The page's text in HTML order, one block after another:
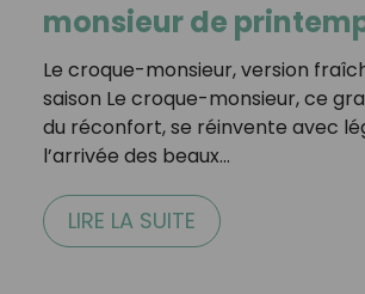
monsieur de
Le croque-monsieur, version
saison Le croque-monsieur, ce
du réconfort, se réinvente avec
l’arrivée des beaux…
LIRE LA SUITE